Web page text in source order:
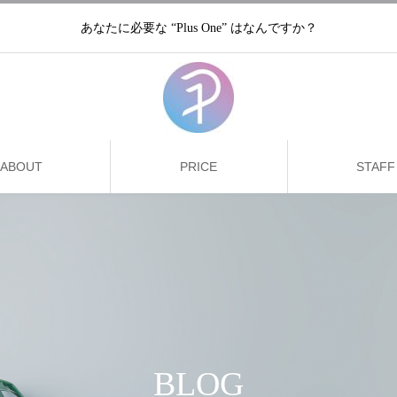
あなたに必要な “Plus One” はなんですか？
ABOUT PRICE STAFF
BLOG